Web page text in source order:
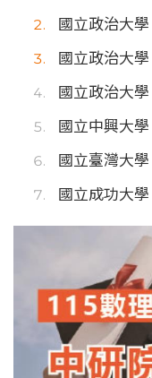
國立政治大
國立政治大
國立政治大
國立中興大
國立臺灣大
國立成功大